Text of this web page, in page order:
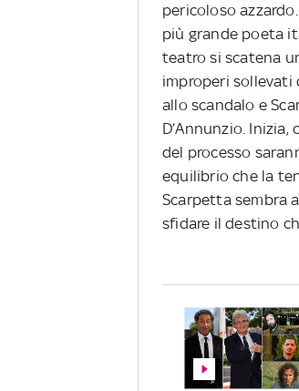
pericoloso
più grande poeta
teatro si scatena
improperi sollevati
allo scandalo e
D’Annunzio.
del processo
equilibrio che la
Scarpetta sembra
sfidare il destino